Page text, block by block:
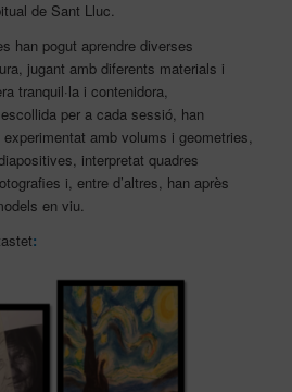
de Sant Lluc.
han pogut aprendre diverses
jugant amb diferents materials i
tranquil·la i contenidora,
per a cada sessió, han
amb volums i geometries,
interpretat quadres
i, entre d’altres, han après
en viu.
: